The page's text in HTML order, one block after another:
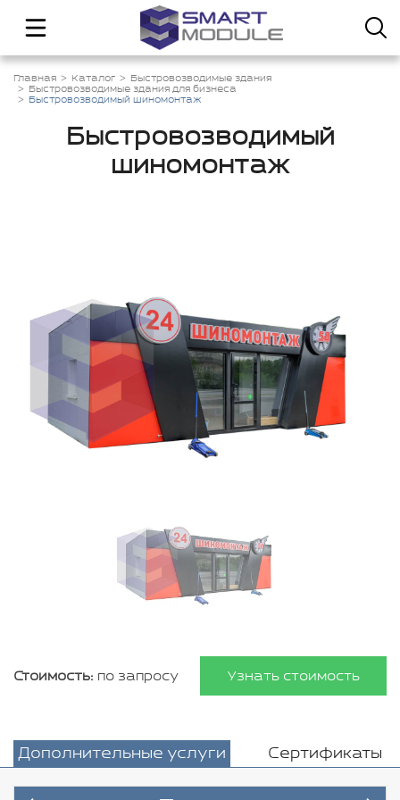
Главная Каталог
Быстровозводимые здания
Быстровозводимые здания для бизнеса
Быстровозводимый шиномонтаж
Быстровозводимый
шиномонтаж
Стоимость: по запросу Узнать стоимость
Дополнительные услуги Сертификаты